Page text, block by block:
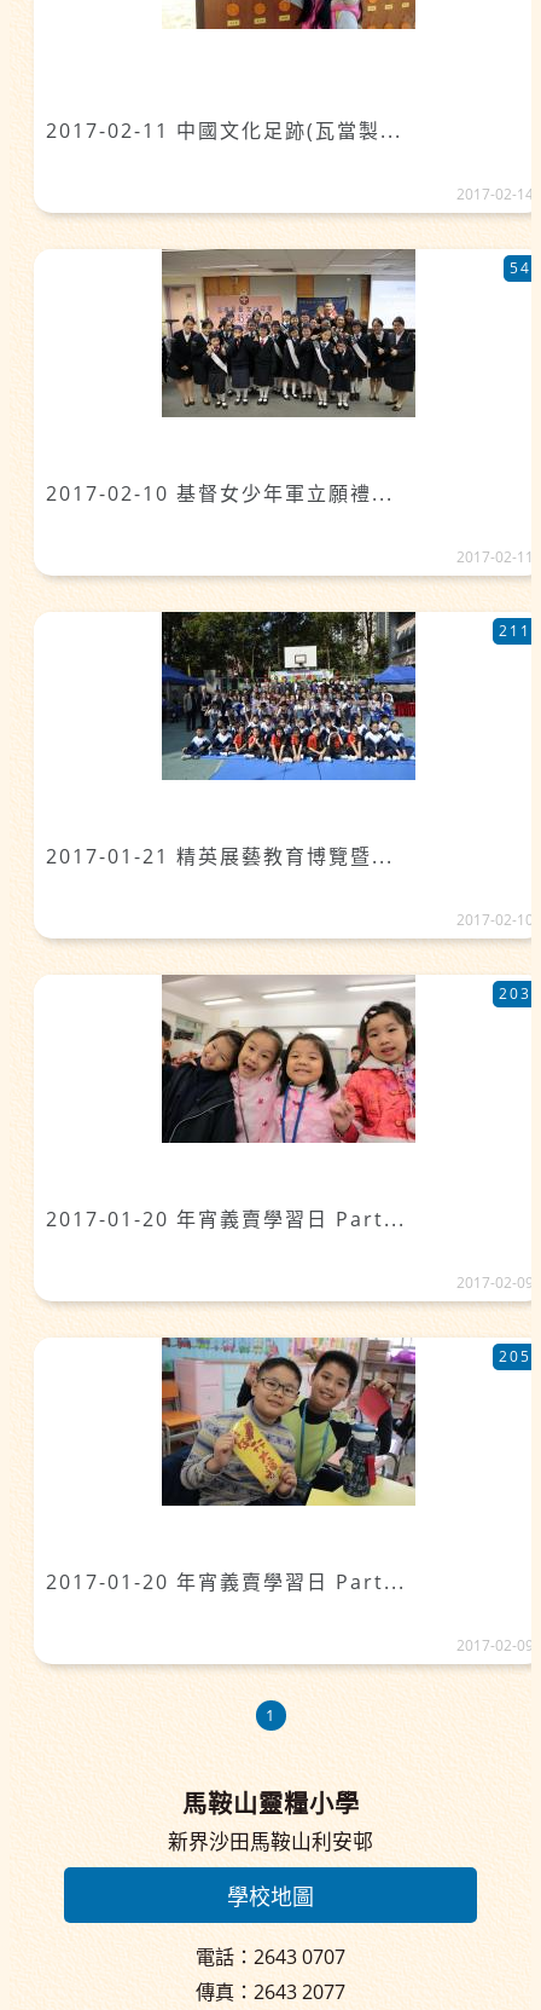
2017-02-11 中國文化足跡(瓦當製...
2017-02-14
2017-02-10 基督女少年軍立願禮...
54
2017-02-11
2017-01-21 精英展藝教育博覽暨...
211
2017-02-10
2017-01-20 年宵義賣學習日 Part...
203
2017-02-09
2017-01-20 年宵義賣學習日 Part...
205
2017-02-09
1
馬鞍山靈糧小學
新界沙田馬鞍山利安邨
學校地圖
電話：2643 0707
傳真：2643 2077